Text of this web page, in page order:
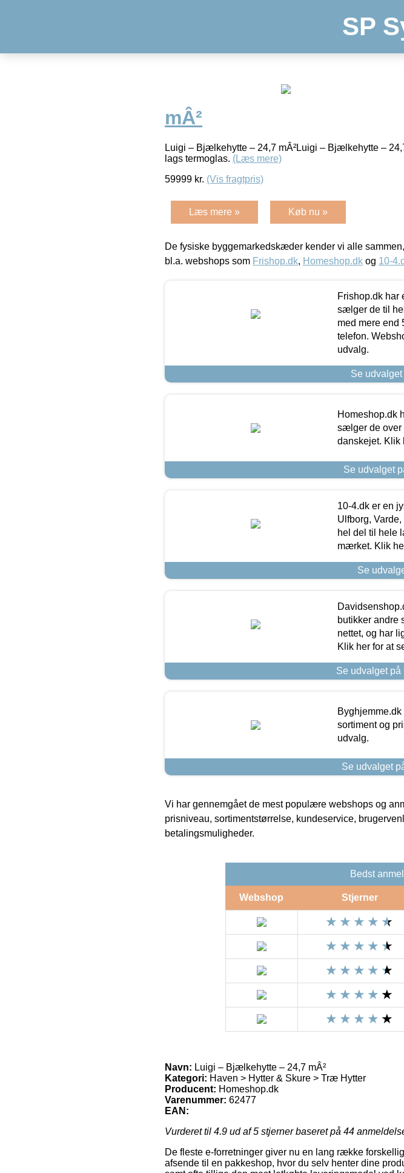
SP
mÂ²
Luigi – Bjælkehytte – 24,7 mÂ²Luigi – Bjælkehytte –
lags termoglas. (Læs mere)
59999 kr. (Vis fragtpris)
Læs mere » Køb nu »
De fysiske byggemarkedskæder kender vi alle
bl.a. webshops som Frishop.dk, Homeshop.dk og 10-
Frishop.dk har
sælger de til
med mere end
telefon.
udvalg.
Se
Homeshop.dk
sælger de over
danskejet. Klik
Se udvalget
10-4.dk er en
Ulfborg,
hel del til hele
mærket. Klik
Se
butikker andre
nettet, og har
Klik her for at
Se udvalget
sortiment og
udvalg.
Se udvalget
Vi har gennemgået de mest populære webshops og
prisniveau, sortimentstørrelse, kundeservice,
betalingsmuligheder.
Bedst
Webshop Stjerner
Navn: Luigi – Bjælkehytte – 24,7 mÂ²
Kategori: Haven > Hytter & Skure > Træ Hytter
Producent: Homeshop.dk
Varenummer: 62477
EAN:
Vurderet til 4.9 ud af 5 stjerner baseret på 44
De fleste e-forretninger giver nu en lang række
afsende til en pakkeshop, hvor du selv henter dine